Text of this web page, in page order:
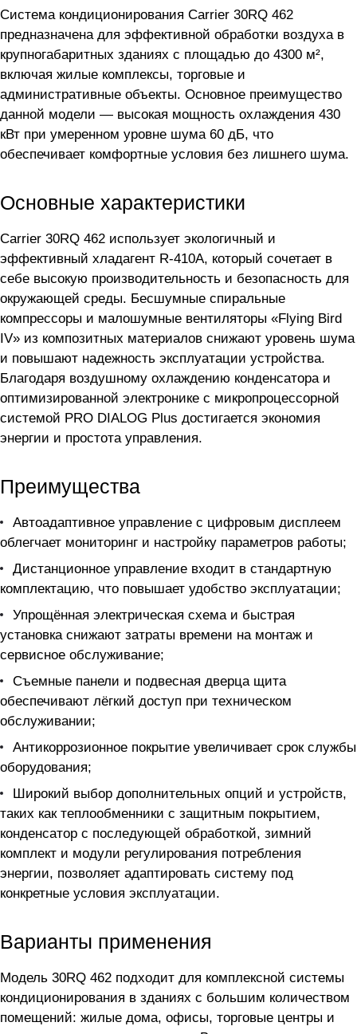
Система кондиционирования Carrier 30RQ 462
предназначена для эффективной обработки воздуха в
крупногабаритных зданиях с площадью до 4300 м²,
включая жилые комплексы, торговые и
административные объекты. Основное преимущество
данной модели — высокая мощность охлаждения 430
кВт при умеренном уровне шума 60 дБ, что
обеспечивает комфортные условия без лишнего шума.
Основные характеристики
Carrier 30RQ 462 использует экологичный и
эффективный хладагент R-410A, который сочетает в
себе высокую производительность и безопасность для
окружающей среды. Бесшумные спиральные
компрессоры и малошумные вентиляторы «Flying Bird
IV» из композитных материалов снижают уровень шума
и повышают надежность эксплуатации устройства.
Благодаря воздушному охлаждению конденсатора и
оптимизированной электронике с микропроцессорной
системой PRO DIALOG Plus достигается экономия
энергии и простота управления.
Преимущества
Автоадаптивное управление с цифровым дисплеем
облегчает мониторинг и настройку параметров работы;
Дистанционное управление входит в стандартную
комплектацию, что повышает удобство эксплуатации;
Упрощённая электрическая схема и быстрая
установка снижают затраты времени на монтаж и
сервисное обслуживание;
Съемные панели и подвесная дверца щита
обеспечивают лёгкий доступ при техническом
обслуживании;
Антикоррозионное покрытие увеличивает срок службы
оборудования;
Широкий выбор дополнительных опций и устройств,
таких как теплообменники с защитным покрытием,
конденсатор с последующей обработкой, зимний
комплект и модули регулирования потребления
энергии, позволяет адаптировать систему под
конкретные условия эксплуатации.
Варианты применения
Модель 30RQ 462 подходит для комплексной системы
кондиционирования в зданиях с большим количеством
помещений: жилые дома, офисы, торговые центры и